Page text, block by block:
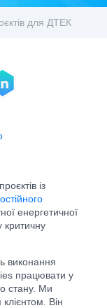
для ДТЕК
із
енергетичної
критичну
виконання
працювати у
стану. Ми
Він